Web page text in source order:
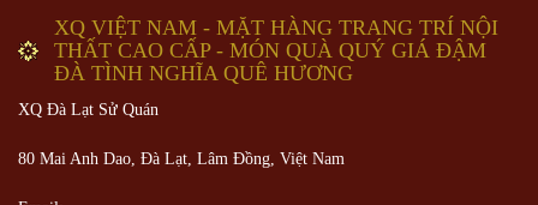
XQ VIỆT NAM - MẶT HÀNG TRANG TRÍ NỘI
THẤT CAO CẤP - MÓN QUÀ QUÝ GIÁ ĐẬM
ĐÀ TÌNH NGHĨA QUÊ HƯƠNG
XQ Đà Lạt Sử Quán
80 Mai Anh Dao, Đà Lạt, Lâm Đồng, Việt Nam